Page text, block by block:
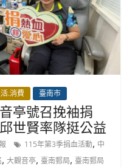
.消費 臺南市
亭號召挽袖捐
世賢率隊挺公益
115年第3季捐血活動, 中
,大觀音亭, 臺南郵局, 臺南郵局